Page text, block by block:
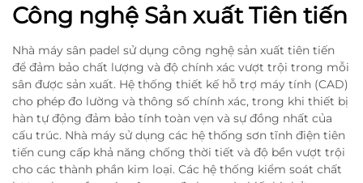
Công nghệ Sản xuất Tiên tiến
Nhà máy sân padel sử dụng công nghệ sản xuất tiên tiến
để đảm bảo chất lượng và độ chính xác vượt trội trong mỗi
sân được sản xuất. Hệ thống thiết kế hỗ trợ máy tính (CAD)
cho phép đo lường và thông số chính xác, trong khi thiết bị
hàn tự động đảm bảo tính toàn vẹn và sự đồng nhất của
cấu trúc. Nhà máy sử dụng các hệ thống sơn tĩnh điện tiên
tiến cung cấp khả năng chống thời tiết và độ bền vượt trội
cho các thành phần kim loại. Các hệ thống kiểm soát chất